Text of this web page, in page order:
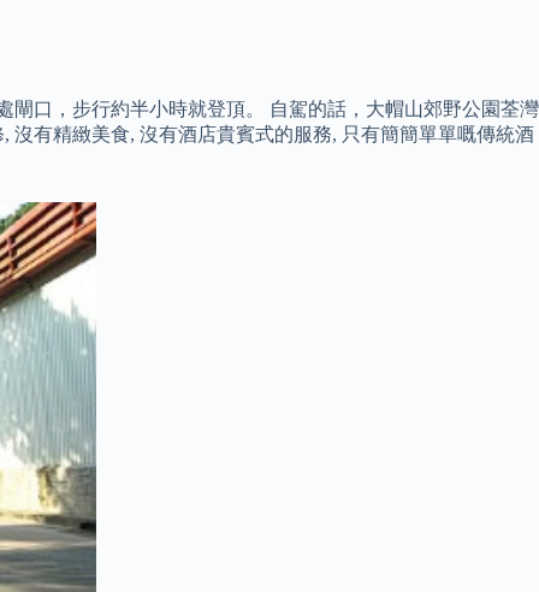
口，步行約半小時就登頂。 自駕的話，大帽山郊野公園荃灣
有精緻美食, 沒有酒店貴賓式的服務, 只有簡簡單單嘅傳統酒